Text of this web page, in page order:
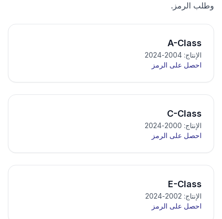
وطلب الرمز.
A-Class
الإنتاج: 2004-2024
احصل على الرمز
C-Class
الإنتاج: 2000-2024
احصل على الرمز
E-Class
الإنتاج: 2002-2024
احصل على الرمز